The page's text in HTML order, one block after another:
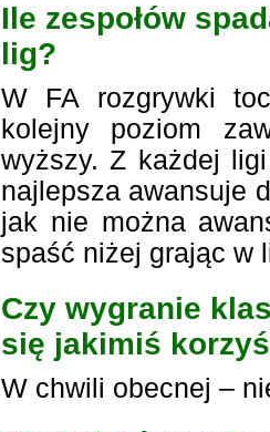
Ile zespołów
lig?
W FA rozgrywki
kolejny poziom
wyższy. Z każdej
najlepsza awansuje
jak nie można
spaść niżej grając w
Czy wygranie
się jakimiś
W chwili obecnej –